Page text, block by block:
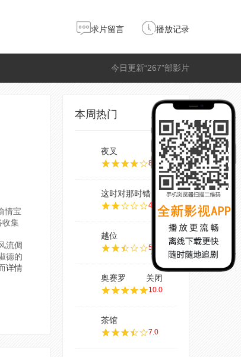
求片留言 播放记录
今日更新“267”部影片
情宝
收集
流倜
德的
详情
本周热门
夜叉
8.0
这时对那时错
4.0
越位
5.0
奥赛罗
10.0
茶馆
7.0
关闭